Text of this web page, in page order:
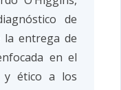
de
la entrega de
en el
y ético a los